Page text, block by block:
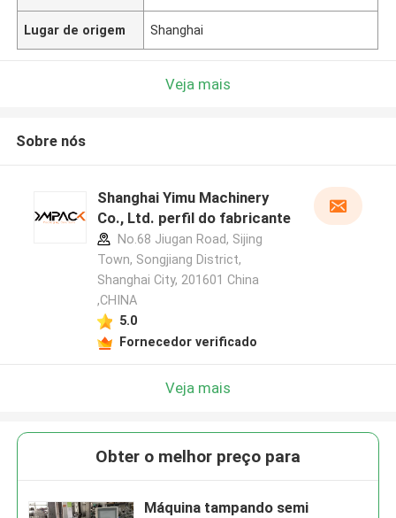
Lugar de origem Shanghai
Veja mais
Sobre nós
Shanghai Yimu Machinery
Co., Ltd. perfil do fabricante
No.68 Jiugan Road, Sijing
Town, Songjiang District,
Shanghai City, 201601 China
,CHINA
5.0
Fornecedor verificado
Veja mais
Obter o melhor preço para
Máquina tampando semi